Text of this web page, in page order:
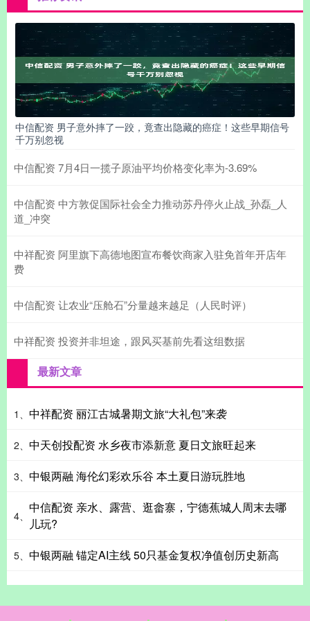
中信配资 男子意外摔了一跤，竟查出隐藏的癌症！这些早期信号
千万别忽视
中信配资 7月4日一揽子原油平均价格变化率为-3.69%
中信配资 中方敦促国际社会全力推动苏丹停火止战_孙磊_人
道_冲突
中祥配资 阿里旗下高德地图宣布餐饮商家入驻免首年开店年
费
中信配资 让农业“压舱石”分量越来越足（人民时评）
中祥配资 投资并非坦途，跟风买基前先看这组数据
最新文章
1、 中祥配资 丽江古城暑期文旅“大礼包”来袭
2、 中天创投配资 水乡夜市添新意 夏日文旅旺起来
3、 中银两融 海伦幻彩欢乐谷 本土夏日游玩胜地
4、
中信配资 亲水、露营、逛畲寨，宁德蕉城人周末去哪
儿玩?
5、 中银两融 锚定AI主线 50只基金复权净值创历史新高